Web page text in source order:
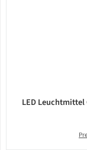
LED Leuchtmittel